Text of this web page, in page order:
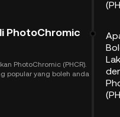
PhotoChromic
PhotoChromic (PHCR).
popular yang boleh anda